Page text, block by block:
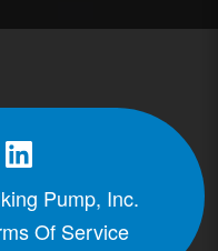
Pump, Inc.
Of Service